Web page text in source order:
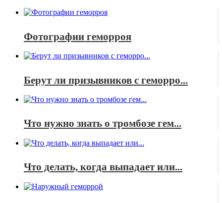
Фотографии геморроя
Берут ли призывников с геморро...
Что нужно знать о тромбозе гем...
Что делать, когда выпадает или...